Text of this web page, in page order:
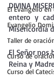
El Evangelio
Evangelio
Taller de
Curso de
Curso del
DIVINA
entero y
Misericordia
El Señor nos
Reina y